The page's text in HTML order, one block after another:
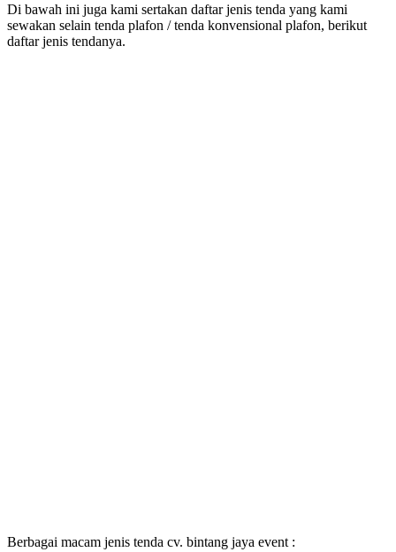
Di bawah ini juga kami sertakan daftar jenis tenda yang kami
sewakan selain tenda plafon / tenda konvensional plafon, berikut
daftar jenis tendanya.
Berbagai macam jenis tenda cv. bintang jaya event :